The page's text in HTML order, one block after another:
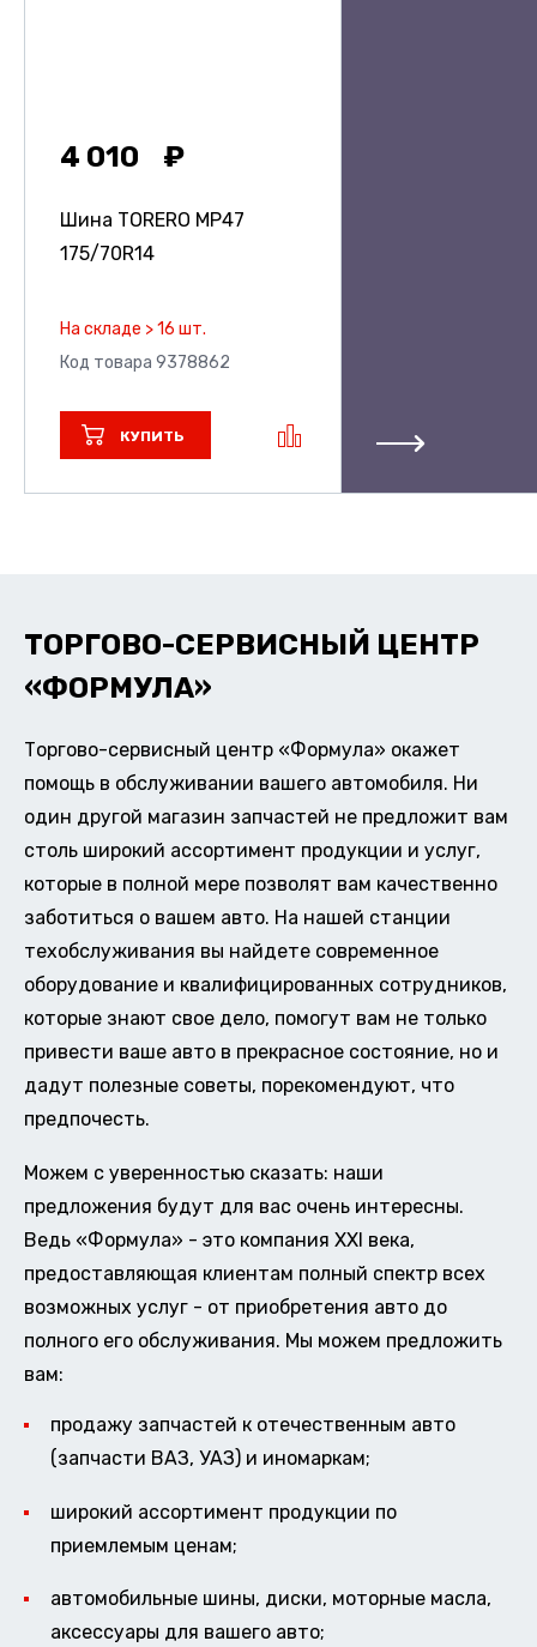
4 010
Шина TORERO MP47
175/70R14
На складе > 16 шт.
Код товара 9378862
КУПИТЬ
ТОРГОВО-СЕРВИСНЫЙ ЦЕНТР
«ФОРМУЛА»
Торгово-сервисный центр «Формула» окажет
помощь в обслуживании вашего автомобиля. Ни
один другой магазин запчастей не предложит вам
столь широкий ассортимент продукции и услуг,
которые в полной мере позволят вам качественно
заботиться о вашем авто. На нашей станции
техобслуживания вы найдете современное
оборудование и квалифицированных сотрудников,
которые знают свое дело, помогут вам не только
привести ваше авто в прекрасное состояние, но и
дадут полезные советы, порекомендуют, что
предпочесть.
Можем с уверенностью сказать: наши
предложения будут для вас очень интересны.
Ведь «Формула» - это компания XXI века,
предоставляющая клиентам полный спектр всех
возможных услуг - от приобретения авто до
полного его обслуживания. Мы можем предложить
вам:
продажу запчастей к отечественным авто
(запчасти ВАЗ, УАЗ) и иномаркам;
широкий ассортимент продукции по
приемлемым ценам;
автомобильные шины, диски, моторные масла,
аксессуары для вашего авто;